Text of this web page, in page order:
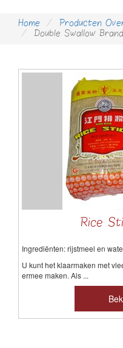
Home
Producten
Double Swallow Brand
Rice
Ingrediënten: rijstmeel en
U kunt het klaarmaken met
ermee maken. Als ...